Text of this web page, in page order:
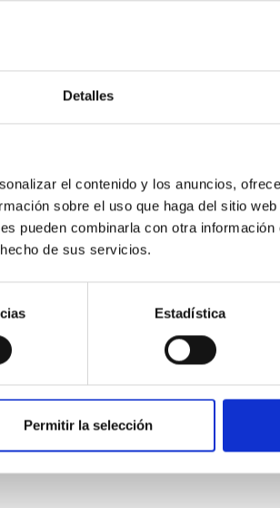
Detalles
el contenido y los anuncios,
sobre el uso que haga del sitio
pueden combinarla con otra
de sus servicios.
Estadística
Permitir la selección
CajaCanarias y
de fecha 23 de enero de 2013
de Museos y Centros